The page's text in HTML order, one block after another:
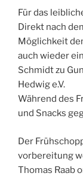
Für das
Direkt nach
Möglichkeit
auch wieder ein
Schmidt zu
Hedwig e.V.
Während des
und Snacks
Der
vorbereitung
Thomas Raab